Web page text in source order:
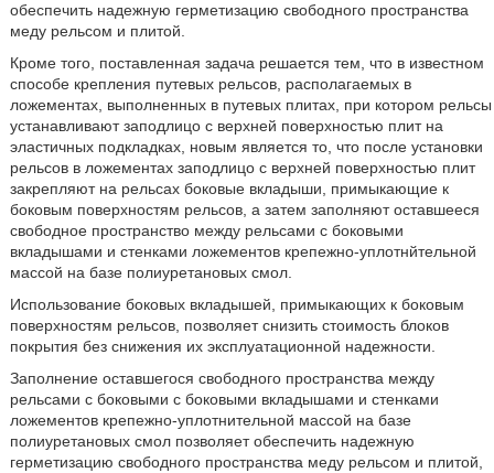
обеспечить надежную герметизацию свободного пространства
меду рельсом и плитой.
Кроме того, поставленная задача решается тем, что в известном
способе крепления путевых рельсов, располагаемых в
ложементах, выполненных в путевых плитах, при котором рельсы
устанавливают заподлицо с верхней поверхностью плит на
эластичных подкладках, новым является то, что после установки
рельсов в ложементах заподлицо с верхней поверхностью плит
закрепляют на рельсах боковые вкладыши, примыкающие к
боковым поверхностям рельсов, а затем заполняют оставшееся
свободное пространство между рельсами с боковыми
вкладышами и стенками ложементов крепежно-уплотнйтельной
массой на базе полиуретановых смол.
Использование боковых вкладышей, примыкающих к боковым
поверхностям рельсов, позволяет снизить стоимость блоков
покрытия без снижения их эксплуатационной надежности.
Заполнение оставшегося свободного пространства между
рельсами с боковыми с боковыми вкладышами и стенками
ложементов крепежно-уплотнительной массой на базе
полиуретановых смол позволяет обеспечить надежную
герметизацию свободного пространства меду рельсом и плитой,